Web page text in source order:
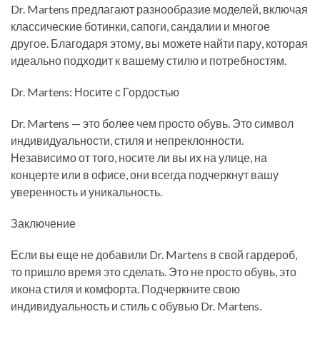
Dr. Martens предлагают разнообразие моделей, включая
классические ботинки, сапоги, сандалии и многое
другое. Благодаря этому, вы можете найти пару, которая
идеально подходит к вашему стилю и потребностям.
Dr. Martens: Носите с Гордостью
Dr. Martens — это более чем просто обувь. Это символ
индивидуальности, стиля и непреклонности.
Независимо от того, носите ли вы их на улице, на
концерте или в офисе, они всегда подчеркнут вашу
уверенность и уникальность.
Заключение
Если вы еще не добавили Dr. Martens в свой гардероб,
то пришло время это сделать. Это не просто обувь, это
икона стиля и комфорта. Подчеркните свою
индивидуальность и стиль с обувью Dr. Martens.